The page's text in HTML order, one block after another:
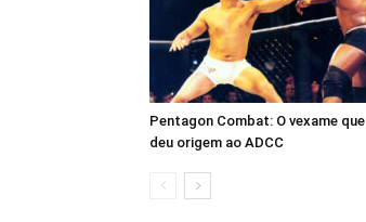
Pentagon Combat: O vexame que
deu origem ao ADCC